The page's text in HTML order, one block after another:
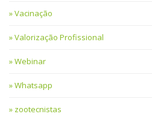
Vacinação
Valorização Profissional
Webinar
Whatsapp
zootecnistas